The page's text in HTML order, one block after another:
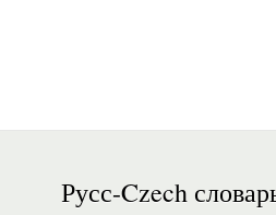
Русс-Czech